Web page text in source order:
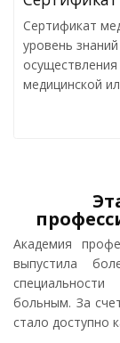
Сертификат
уровень
медицинской
Академия
выпустила
больным. За
стало доступно